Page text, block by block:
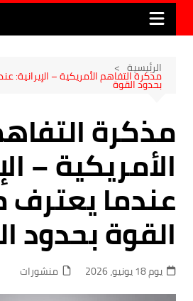
الرئيسية
مذكرة التفاهم الأمريكية –
بحدود القوة
مذكرة
الأمريكية –
عندما
القوة بحدود
يوم 18 يونيو، 2026 منشورات